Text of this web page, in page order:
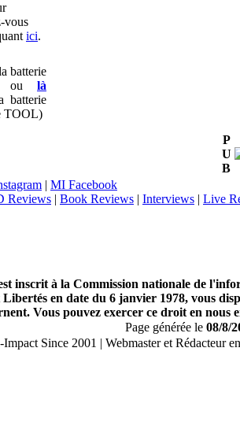
vous
ici.
batterie
là
batterie
TOOL)
P
U
B
| MI Facebook
Reviews | Book Reviews | Interviews | Live
inscrit à la Commission nationale de
en date du 6 janvier 1978, vous
Vous pouvez exercer ce droit en
Page générée le 08/8/
Since 2001 | Webmaster et Rédacteur